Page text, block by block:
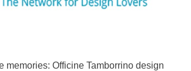
memories: Officine Tamborrino design